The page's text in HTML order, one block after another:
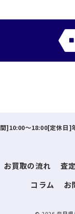
]10:00～18:00[定休日]
お買取の流れ 査
コラム
お